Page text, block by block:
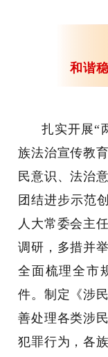
和谐
扎实开展“
族法治宣传教
民意识、法治
团结进步示范
人大常委会主
调研，多措并
全面梳理全市
件。制定《涉
善处理各类涉
犯罪行为，各